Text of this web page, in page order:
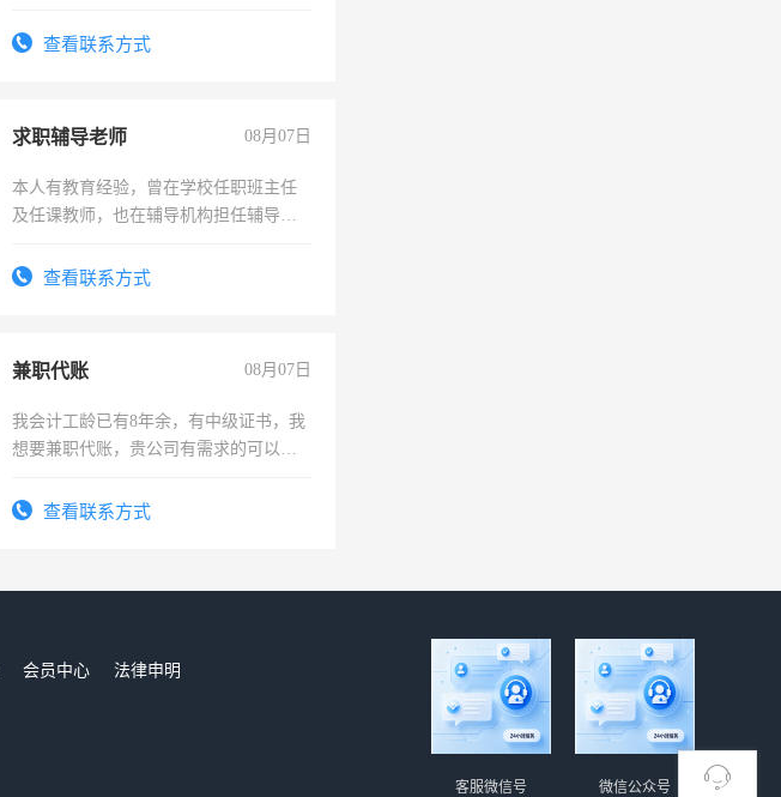
号同微信查看联系方式
求职辅导老师 08月07日
本人有教育经验，曾在学校任职班主任
及任课教师，也在辅导机构担任辅导教
查看联系方式
兼职代账 08月07日
我会计工龄已有8年余，有中级证书，我
想要兼职代账，贵公司有需求的可以考
查看联系方式
会员中心
法律申明
微信公众号
客服微信号